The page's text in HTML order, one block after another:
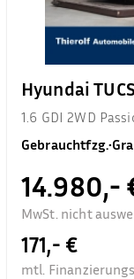
Hyundai
1.6 GDI 2WD
Gebrauchtfzg.•
14.980,-
MwSt. nicht
171,- €
mtl.